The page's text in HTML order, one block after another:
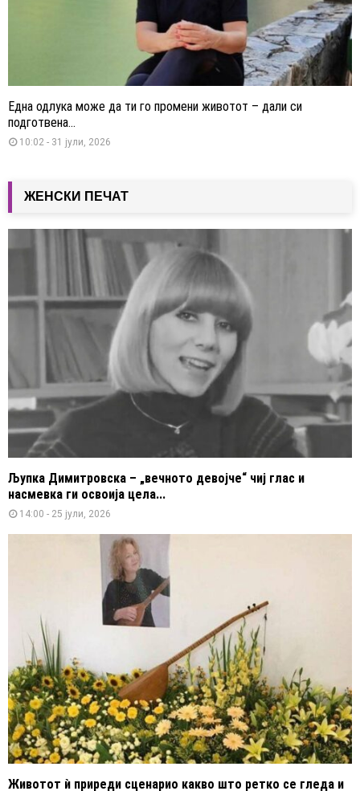
Една одлука може да ти го промени животот – дали си
подготвена...
10:02 - 31 јули, 2026
ЖЕНСКИ ПЕЧАТ
Љупка Димитровска – „вечното девојче“ чиј глас и
насмевка ги освоија цела...
14:00 - 25 јули, 2026
Животот ѝ приреди сценарио какво што ретко се гледа и